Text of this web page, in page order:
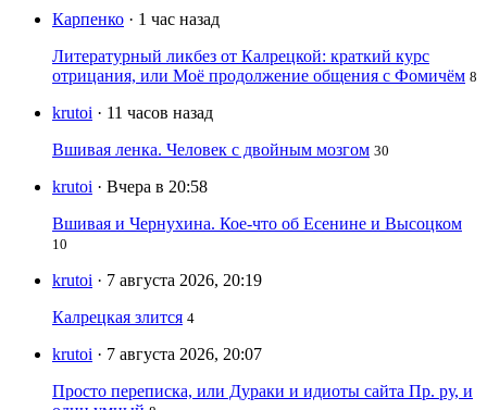
Карпенко · 1 час назад
Литературный ликбез от Калрецкой: краткий курс
отрицания, или Моё продолжение общения с Фомичём 8
krutoi · 11 часов назад
Вшивая ленка. Человек с двойным мозгом 30
krutoi · Вчера в 20:58
Вшивая и Чернухина. Кое-что об Есенине и Высоцком
10
krutoi · 7 августа 2026, 20:19
Калрецкая злится 4
krutoi · 7 августа 2026, 20:07
Просто переписка, или Дураки и идиоты сайта Пр. ру, и